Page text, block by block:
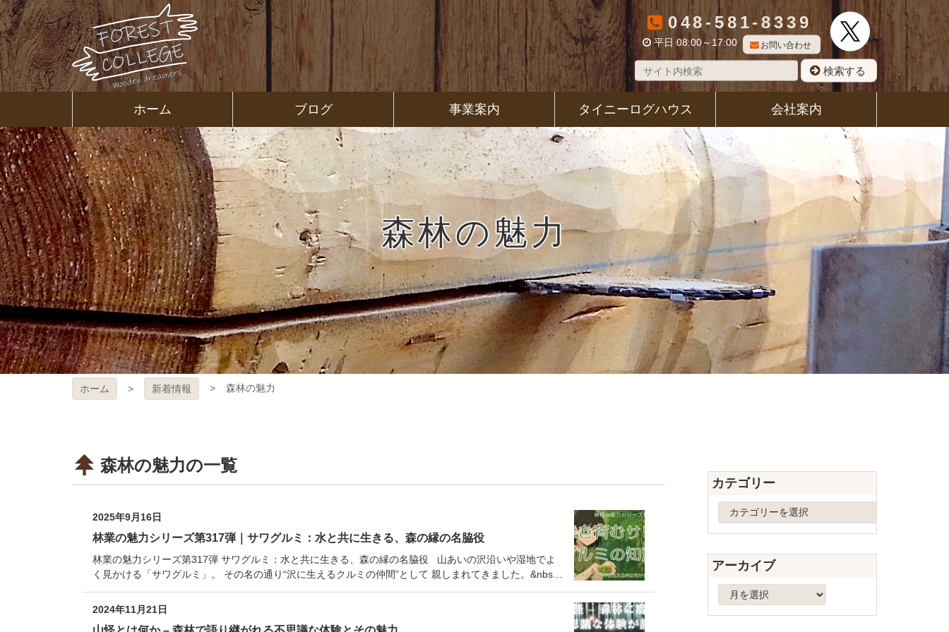
コ
ン
テ
ン
ツ
本
文
ス
キ
ッ
プ
㈱ＦＯＲ
ＥＳＴ Ｃ
ＯＬＬＥ
ＧＥ
048-581-8339
平日 08:00～17:00 お問い合わせ
検索する
ホーム ブログ 事業案内 タイニーログハウス 会社案内
森林の魅力
ホーム 新着情報 森林の魅力
カテゴリー
ゴ
リ
ー
アーカイブ
ー
カ
森林の魅力の一覧
2025年9月16日
林業の魅力シリーズ第317弾｜サワグルミ：水と共に生きる、森の縁の名脇役
林業の魅力シリーズ第317弾 サワグルミ：水と共に生きる、森の縁の名脇役 山あいの沢沿いや湿地でよ
く見かける「サワグルミ」。 その名の通り“沢に生えるクルミの仲間”として 親しまれてきました。&nbs…
2024年11月21日